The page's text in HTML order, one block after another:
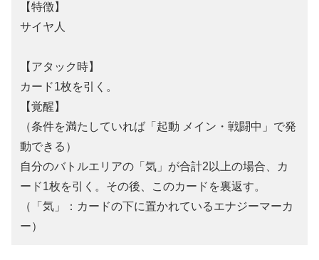
【特徴】
サイヤ人
【アタック時】
カード1枚を引く。
【覚醒】
（条件を満たしていれば「起動 メイン・戦闘中」で発
動できる）
自分のバトルエリアの「気」が合計2以上の場合、カ
ード1枚を引く。その後、このカードを裏返す。
（「気」：カードの下に置かれているエナジーマーカ
ー）